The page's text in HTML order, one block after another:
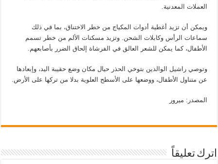
العملات المعدنية.
ويمكن أن تزيد أغطية أدوات المكياج من خطر الاختناق، بما في ذلك
سماعات الرأس وكابلات الشحن. وتزيد مسكنات الألم من خطر تسمم
الأطفال، كما يمكن للشعر العالق في الفرشاة إلحاق الضرر بأصابعهم.
وتوصي راشيل الوالدين بتوخي الحذر حيال مكان وضع حقيبة اليد، وإبعادها
عن متناول الأطفال، ووضعها على الأسطح العلوية بدلا من تركها على الأرض.
المصدر: ميرور
اترك تعليقاً